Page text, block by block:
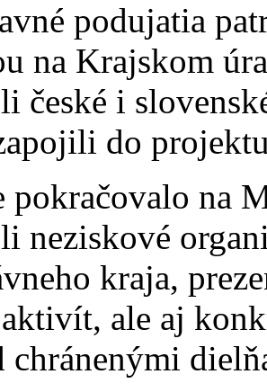
podujatia
na Krajskom
české i
do
pokračovalo na
neziskové
kraja,
ale aj
chránenými